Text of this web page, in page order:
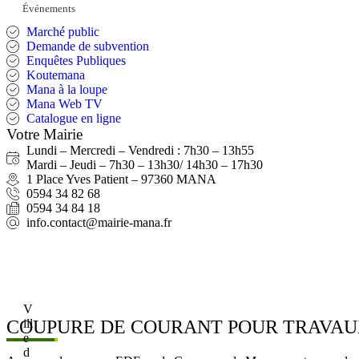
Événements
Marché public
Demande de subvention
Enquêtes Publiques
Koutemana
Mana à la loupe
Mana Web TV
Catalogue en ligne
Votre Mairie
Lundi – Mercredi – Vendredi : 7h30 – 13h55
Mardi – Jeudi – 7h30 – 13h30/ 14h30 – 17h30
1 Place Yves Patient – 97360 MANA
0594 34 82 68
0594 34 84 18
info.contact@mairie-mana.fr
V
ill
e
d
COUPURE DE COURANT POUR